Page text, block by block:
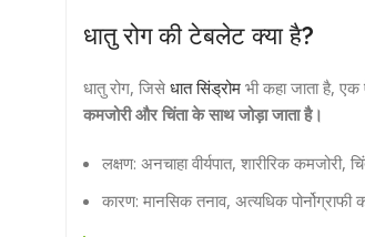
धातु रोग की टेबलेट क्या है?
धातु रोग, जिसे धात सिंड्रोम भी कहा जाता है,
कमजोरी और चिंता के साथ जोड़ा जाता है।
लक्षण: अनचाहा वीर्यपात, शारीरिक कमजोरी,
कारण: मानसिक तनाव, अत्यधिक पोर्नोग्राफी